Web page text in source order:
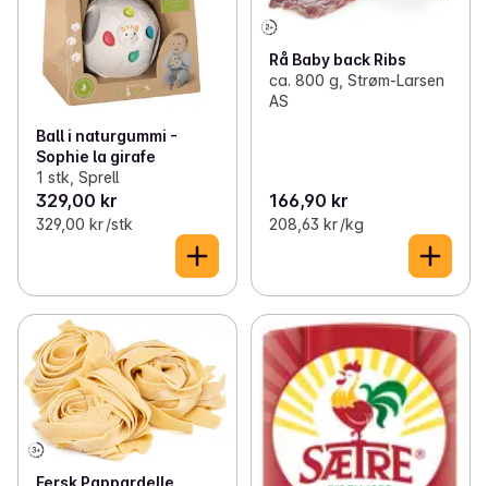
Ball i naturgummi -
Sophie la girafe
1 stk, Sprell
329,00 kr
329,00 kr /stk
Rå Baby back Ribs
ca. 800 g, Strøm-Larsen
AS
166,90 kr
208,63 kr /kg
Fersk Pappardelle